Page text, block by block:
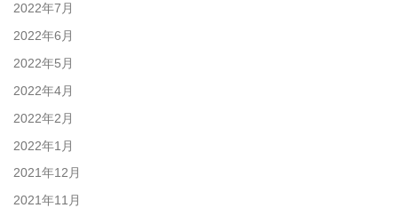
2022年7月
2022年6月
2022年5月
2022年4月
2022年2月
2022年1月
2021年12月
2021年11月